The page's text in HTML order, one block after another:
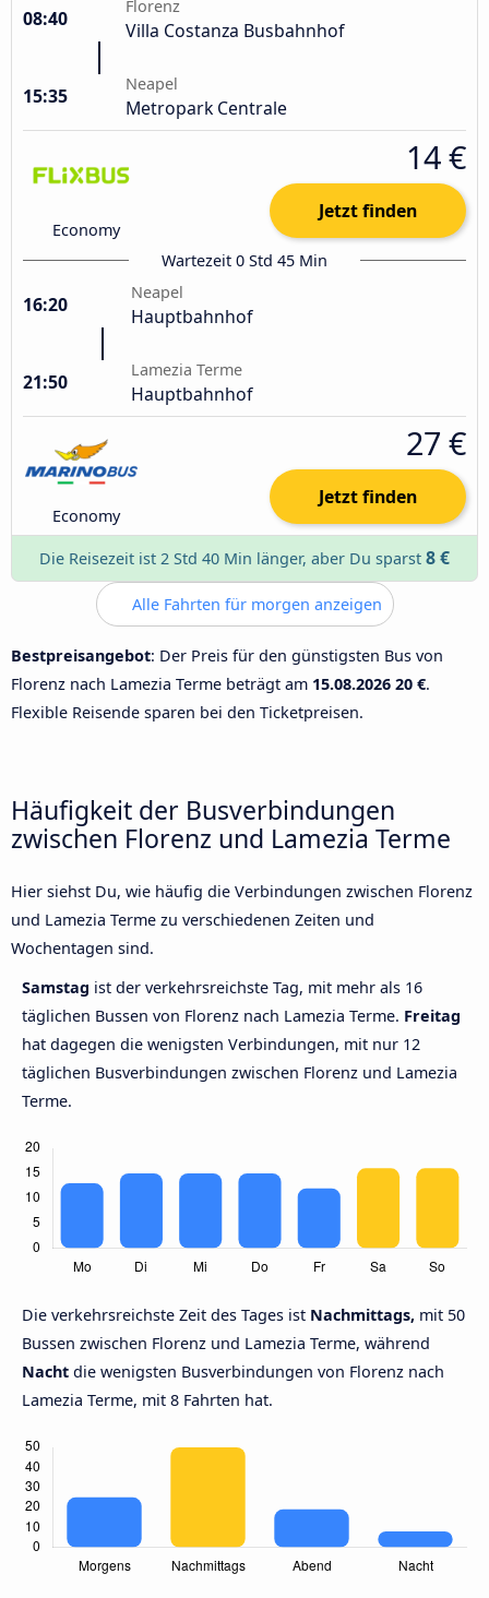
08:40
Florenz
Villa Costanza Busbahnhof
15:35
Neapel
Metropark Centrale
Economy
14 €
Jetzt finden
Wartezeit 0 Std 45 Min
16:20
Neapel
Hauptbahnhof
21:50
Lamezia Terme
Hauptbahnhof
Economy
27 €
Jetzt finden
Die Reisezeit ist 2 Std 40 Min länger, aber Du sparst 8 €
Alle Fahrten für morgen anzeigen
Bestpreisangebot: Der Preis für den günstigsten Bus von
Florenz nach Lamezia Terme beträgt am 15.08.2026 20 €.
Flexible Reisende sparen bei den Ticketpreisen.
Häufigkeit der Busverbindungen
zwischen Florenz und Lamezia Terme
Hier siehst Du, wie häufig die Verbindungen zwischen Florenz
und Lamezia Terme zu verschiedenen Zeiten und
Wochentagen sind.
Samstag ist der verkehrsreichste Tag, mit mehr als 16
täglichen Bussen von Florenz nach Lamezia Terme. Freitag
hat dagegen die wenigsten Verbindungen, mit nur 12
täglichen Busverbindungen zwischen Florenz und Lamezia
Terme.
Die verkehrsreichste Zeit des Tages ist Nachmittags, mit 50
Bussen zwischen Florenz und Lamezia Terme, während
Nacht die wenigsten Busverbindungen von Florenz nach
Lamezia Terme, mit 8 Fahrten hat.